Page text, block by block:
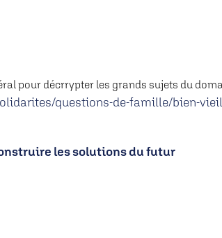
pour décrrypter les grands sujets du
questions-de-famille/bien-
les solutions du futur